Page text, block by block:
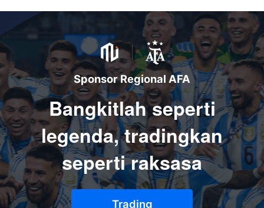
Sponsor Regional AFA
Bangkitlah seperti
legenda, tradingkan
seperti raksasa
Trading